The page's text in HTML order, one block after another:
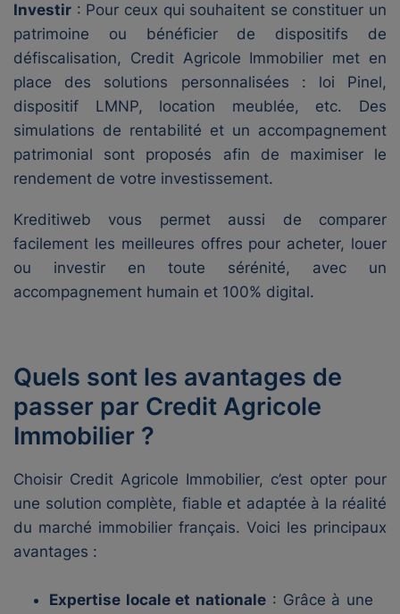
Investir : Pour ceux qui souhaitent se constituer un
patrimoine ou bénéficier de dispositifs de
défiscalisation, Credit Agricole Immobilier met en
place des solutions personnalisées : loi Pinel,
dispositif LMNP, location meublée, etc. Des
simulations de rentabilité et un accompagnement
patrimonial sont proposés afin de maximiser le
rendement de votre investissement.
Kreditiweb vous permet aussi de comparer
facilement les meilleures offres pour acheter, louer
ou investir en toute sérénité, avec un
accompagnement humain et 100% digital.
Quels sont les avantages de
passer par Credit Agricole
Immobilier ?
Choisir Credit Agricole Immobilier, c’est opter pour
une solution complète, fiable et adaptée à la réalité
du marché immobilier français. Voici les principaux
avantages :
Expertise locale et nationale : Grâce à une